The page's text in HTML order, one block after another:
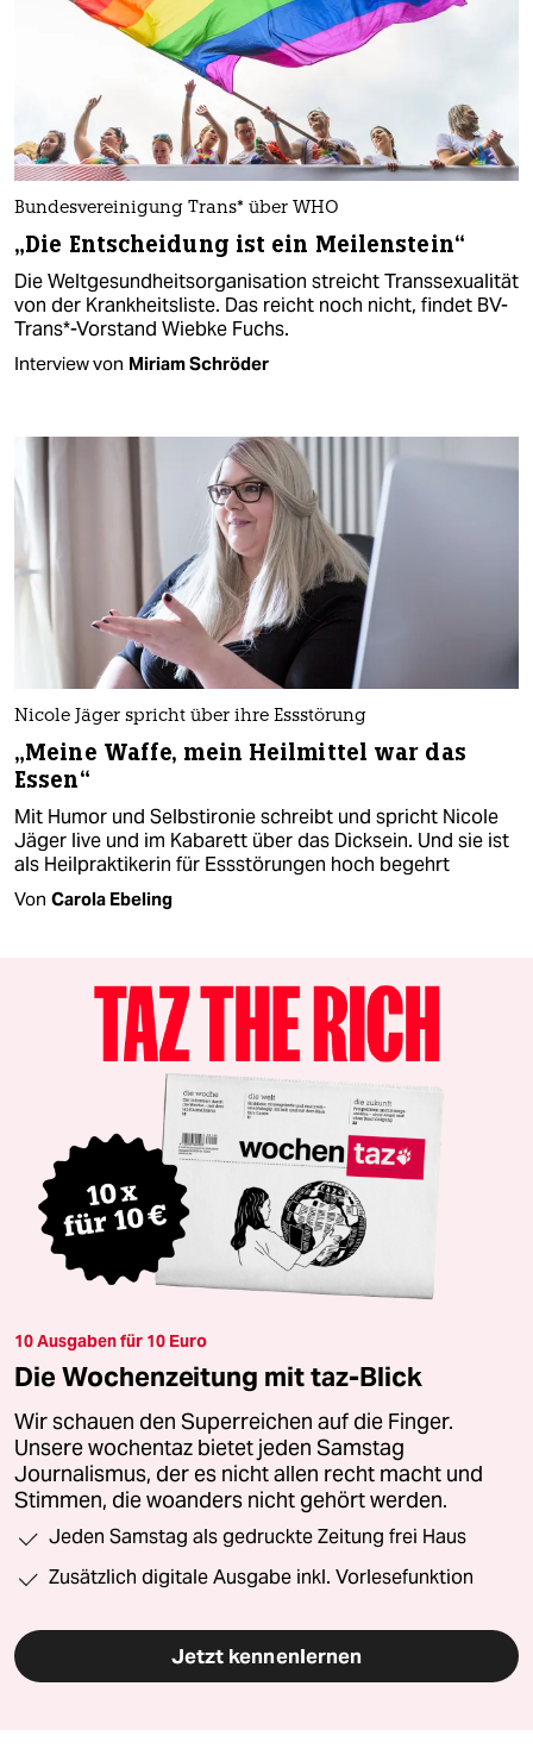
Bundesvereinigung Trans* über WHO
„Die Entscheidung ist ein Meilenstein“
Die Weltgesundheitsorganisation streicht Transsexualität
von der Krankheitsliste. Das reicht noch nicht, findet BV-
Trans*-Vorstand Wiebke Fuchs.
Interview von Miriam Schröder
Nicole Jäger spricht über ihre Essstörung
„Meine Waffe, mein Heilmittel war das
Essen“
Mit Humor und Selbstironie schreibt und spricht Nicole
Jäger live und im Kabarett über das Dicksein. Und sie ist
als Heilpraktikerin für Essstörungen hoch begehrt
Von Carola Ebeling
10 Ausgaben für 10 Euro
Die Wochenzeitung mit taz-Blick
Wir schauen den Superreichen auf die Finger.
Unsere wochentaz bietet jeden Samstag
Journalismus, der es nicht allen recht macht und
Stimmen, die woanders nicht gehört werden.
Jeden Samstag als gedruckte Zeitung frei Haus
Zusätzlich digitale Ausgabe inkl. Vorlesefunktion
Jetzt kennenlernen